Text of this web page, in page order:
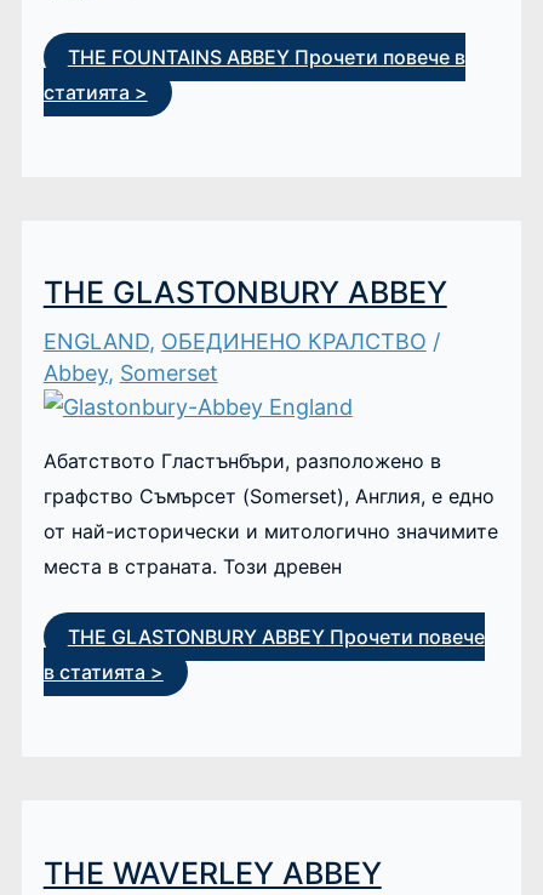
THE FOUNTAINS ABBEYПрочети повече в
статията >
THE GLASTONBURY ABBEY
ENGLAND, ОБЕДИНЕНО КРАЛСТВО /
Abbey, Somerset
Абатството Гластънбъри, разположено в
графство Съмърсет (Somerset), Англия, е едно
от най-исторически и митологично значимите
места в страната. Този древен
THE GLASTONBURY ABBEYПрочети повече
в статията >
THE WAVERLEY ABBEY